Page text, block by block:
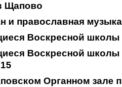
Щапово
и православная
Воскресной школы
Воскресной школы
Органном зале